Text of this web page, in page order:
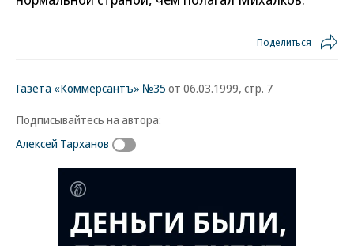
Поделиться
Газета «Коммерсантъ» №35 от 06.03.1999, стр. 7
Подписывайтесь на автора:
Алексей Тарханов